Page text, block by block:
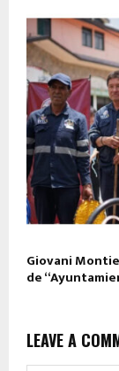
Giovani
de
LEAVE A